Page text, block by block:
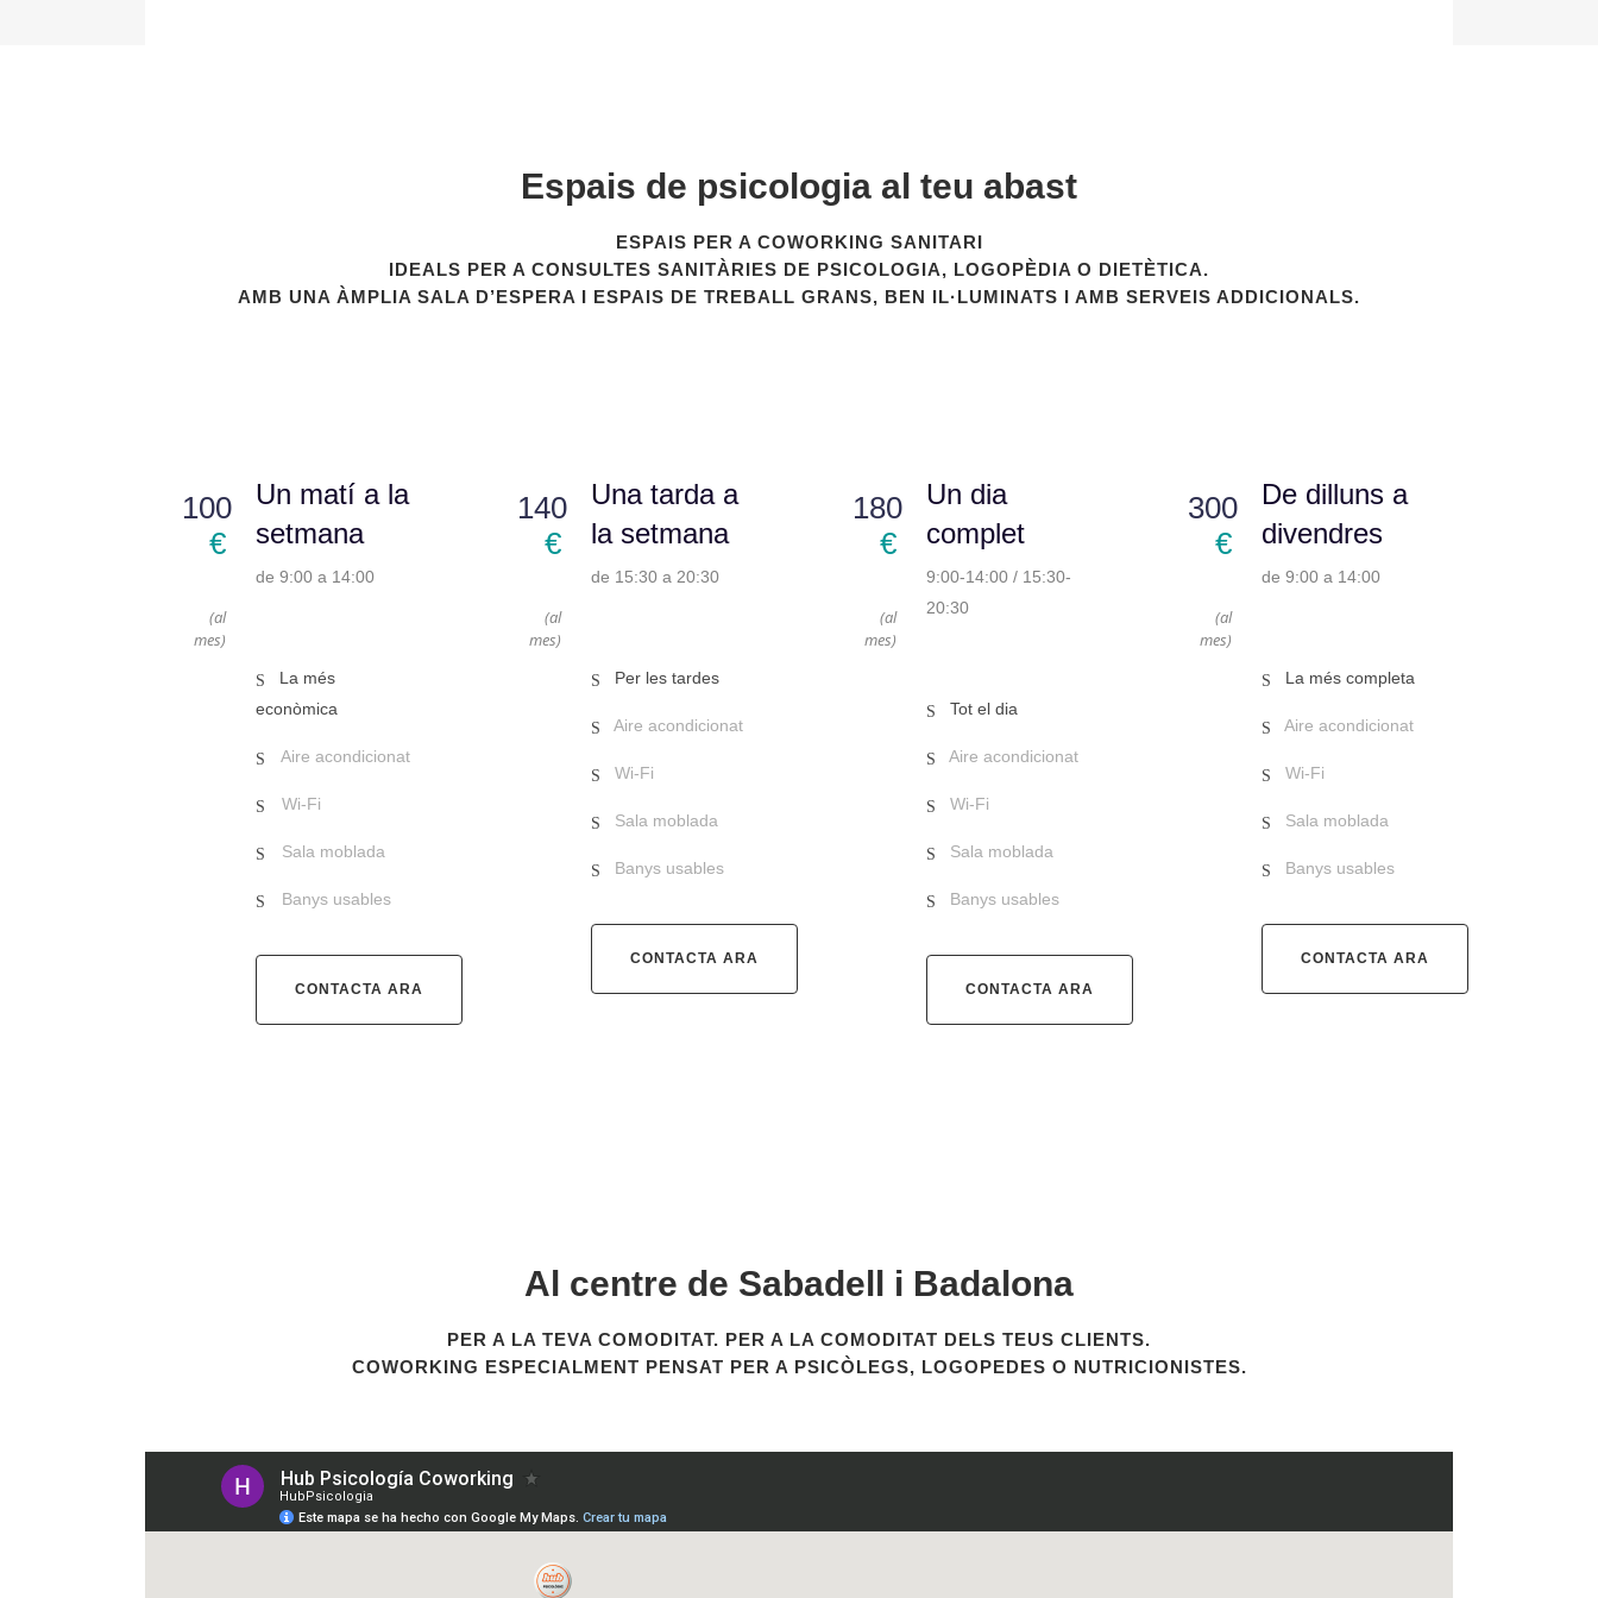
Vaig estar llogant un despatx i són molt professionals. Els despatxos són molt bonics. Opinió a google maps del 22 de juliol de
2025
Marina Romero - Psicòloga General Sanitaria - Google maps 22/07/2025- https://marinallovet.com/es/inicio/
Espais de psicologia al teu abast
ESPAIS PER A COWORKING SANITARI
IDEALS PER A CONSULTES SANITÀRIES DE PSICOLOGIA, LOGOPÈDIA O DIETÈTICA.
AMB UNA ÀMPLIA SALA D’ESPERA I ESPAIS DE TREBALL GRANS, BEN IL·LUMINATS I AMB SERVEIS ADDICIONALS.
100
€
(al
mes)
Un matí a la
setmana
de 9:00 a 14:00
La més
econòmica
Aire acondicionat
Wi-Fi
Sala moblada
Banys usables
CONTACTA ARA
140
€
(al
mes)
Una tarda a
la setmana
de 15:30 a 20:30
Per les tardes
Aire acondicionat
Wi-Fi
Sala moblada
Banys usables
CONTACTA ARA
180
€
(al
mes)
Un dia
complet
9:00-14:00 / 15:30-
20:30
Tot el dia
Aire acondicionat
Wi-Fi
Sala moblada
Banys usables
CONTACTA ARA
300
€
(al
mes)
De dilluns a
divendres
de 9:00 a 14:00
La més completa
Aire acondicionat
Wi-Fi
Sala moblada
Banys usables
CONTACTA ARA
Al centre de Sabadell i Badalona
PER A LA TEVA COMODITAT. PER A LA COMODITAT DELS TEUS CLIENTS.
COWORKING ESPECIALMENT PENSAT PER A PSICÒLEGS, LOGOPEDES O NUTRICIONISTES.